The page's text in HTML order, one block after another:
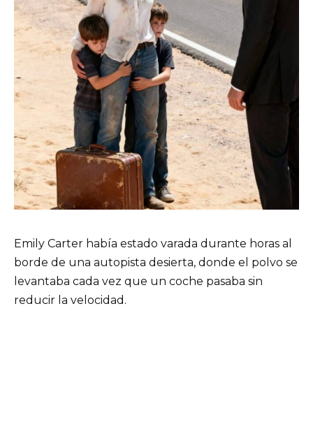
Emily Carter había estado varada durante horas al
borde de una autopista desierta, donde el polvo se
levantaba cada vez que un coche pasaba sin
reducir la velocidad.